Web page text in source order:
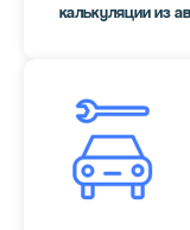
калькуляции из